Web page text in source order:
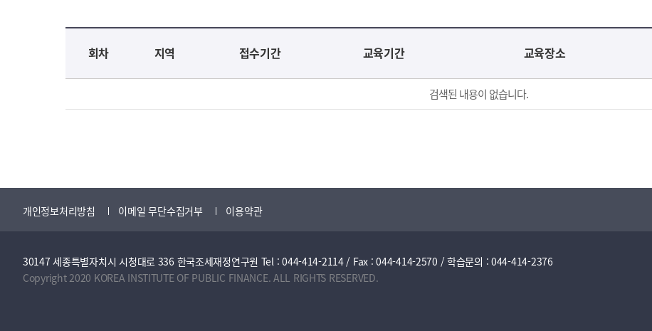
교육신청 목록을 나타낸 표로 회차, 지역, 접수기간, 교육기간, 교육장소, 신청인원/모집인원, 상태로 나뉘어 설명합니다.
회차 지역 접수기간 교육기간 교육장소
검색된 내용이 없습니다.
개인정보처리방침 이메일 무단수집거부 이용약관
30147 세종특별자치시 시청대로 336 한국조세재정연구원 Tel : 044-414-2114 / Fax : 044-414-2570 / 학습문의 : 044-414-2376
Copyright 2020 KOREA INSTITUTE OF PUBLIC FINANCE. ALL RIGHTS RESERVED.